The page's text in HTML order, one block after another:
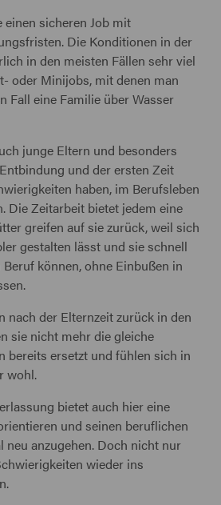
sicheren Job mit
Die Konditionen in der
in den meisten Fällen sehr viel
oder Minijobs, mit denen man
Fall eine Familie über Wasser
junge Eltern und besonders
und der ersten Zeit
haben, im Berufsleben
Die Zeitarbeit bietet jedem eine
greifen auf sie zurück, weil sich
gestalten lässt und sie schnell
können, ohne Einbußen in
nach der Elternzeit zurück in den
sie nicht mehr die gleiche
bereits ersetzt und fühlen sich in
wohl.
bietet auch hier eine
und seinen beruflichen
neu anzugehen. Doch nicht nur
wieder ins